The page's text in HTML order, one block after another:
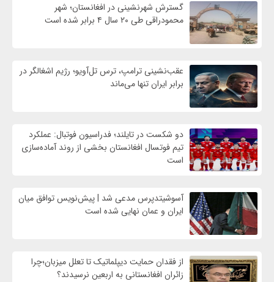
گسترش شهرنشینی در افغانستان؛ شهر
محمودراقی طی ۲۰ سال ۴ برابر شده است
عقب‌نشینی ترامپ، ترس تل‌آویو؛ رژیم اشغالگر در
برابر ایران تنها می‌ماند
دو شکست در تایلند؛ فدراسیون فوتبال: عملکرد
تیم فوتسال افغانستان بخشی از روند آماده‌سازی
است
آسوشیتدپرس مدعی شد | پیش‌نویس توافق میان
ایران و عمان نهایی شده است
از فقدان حمایت دیپلماتیک تا تعلل میزبان؛چرا
زائران افغانستانی به اربعین نرسیدند؟